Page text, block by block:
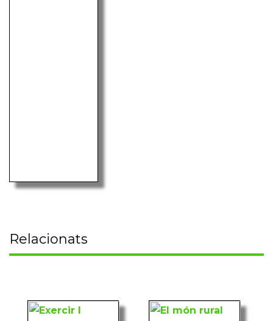
Relacionats